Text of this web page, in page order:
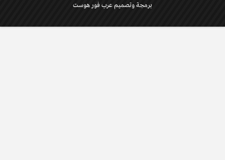
برمجة وتصميم عرب فور هوست